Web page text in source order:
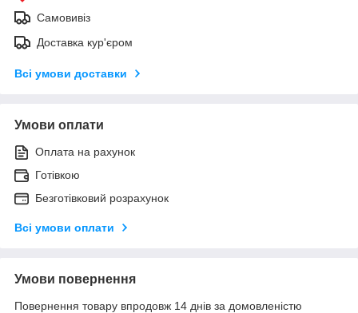
Самовивіз
Доставка кур'єром
Всі умови доставки
Умови оплати
Оплата на рахунок
Готівкою
Безготівковий розрахунок
Всі умови оплати
Умови повернення
Повернення товару впродовж 14 днів за домовленістю